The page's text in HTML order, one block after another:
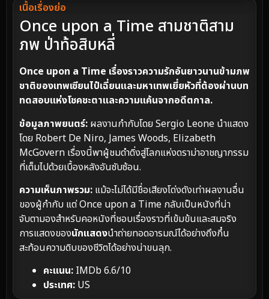
เนื้อเรื่องย่อ
Once upon a Time สามชาติสาม
ภพ ป่าท้อสิบหลี่
Once upon a Time เรื่องราวความรักอันยาวนานข้ามภพ
ชาติของเทพเซียนไป๋เฉี่ยนและมหาเทพเยี่ยหัวที่ต้องผ่านบท
ทดสอบแห่งโชคชะตาและความแค้นจากอดีตกาล.
ข้อมูลภาพยนตร์: ผลงานกำกับโดย Sergio Leone นำแสดง
โดย Robert De Niro, James Woods, Elizabeth
McGovern เรื่องนี้พาผู้ชมดำดิ่งสู่โลกแห่งดราม่าอาชญากรรม
ที่เต็มไปด้วยเบื้องหลังอันซับซ้อน.
ความเห็นภาพรวม: แม้จะไม่ได้มีชื่อเสียงโด่งดังเท่าผลงานอื่น
ของผู้กำกับ แต่ Once upon a Time กลับเป็นหนังที่น่า
จับตามองสำหรับคอหนังที่ชอบเรื่องราวที่เข้มข้นและสมจริง
การแสดงของนักแสดงนำถ่ายทอดอารมณ์ได้อย่างถึงกึ๋น
สะท้อนความดิบของชีวิตได้อย่างน่าขนลุก.
คะแนน: IMDb 6.6/10
ประเทศ: US